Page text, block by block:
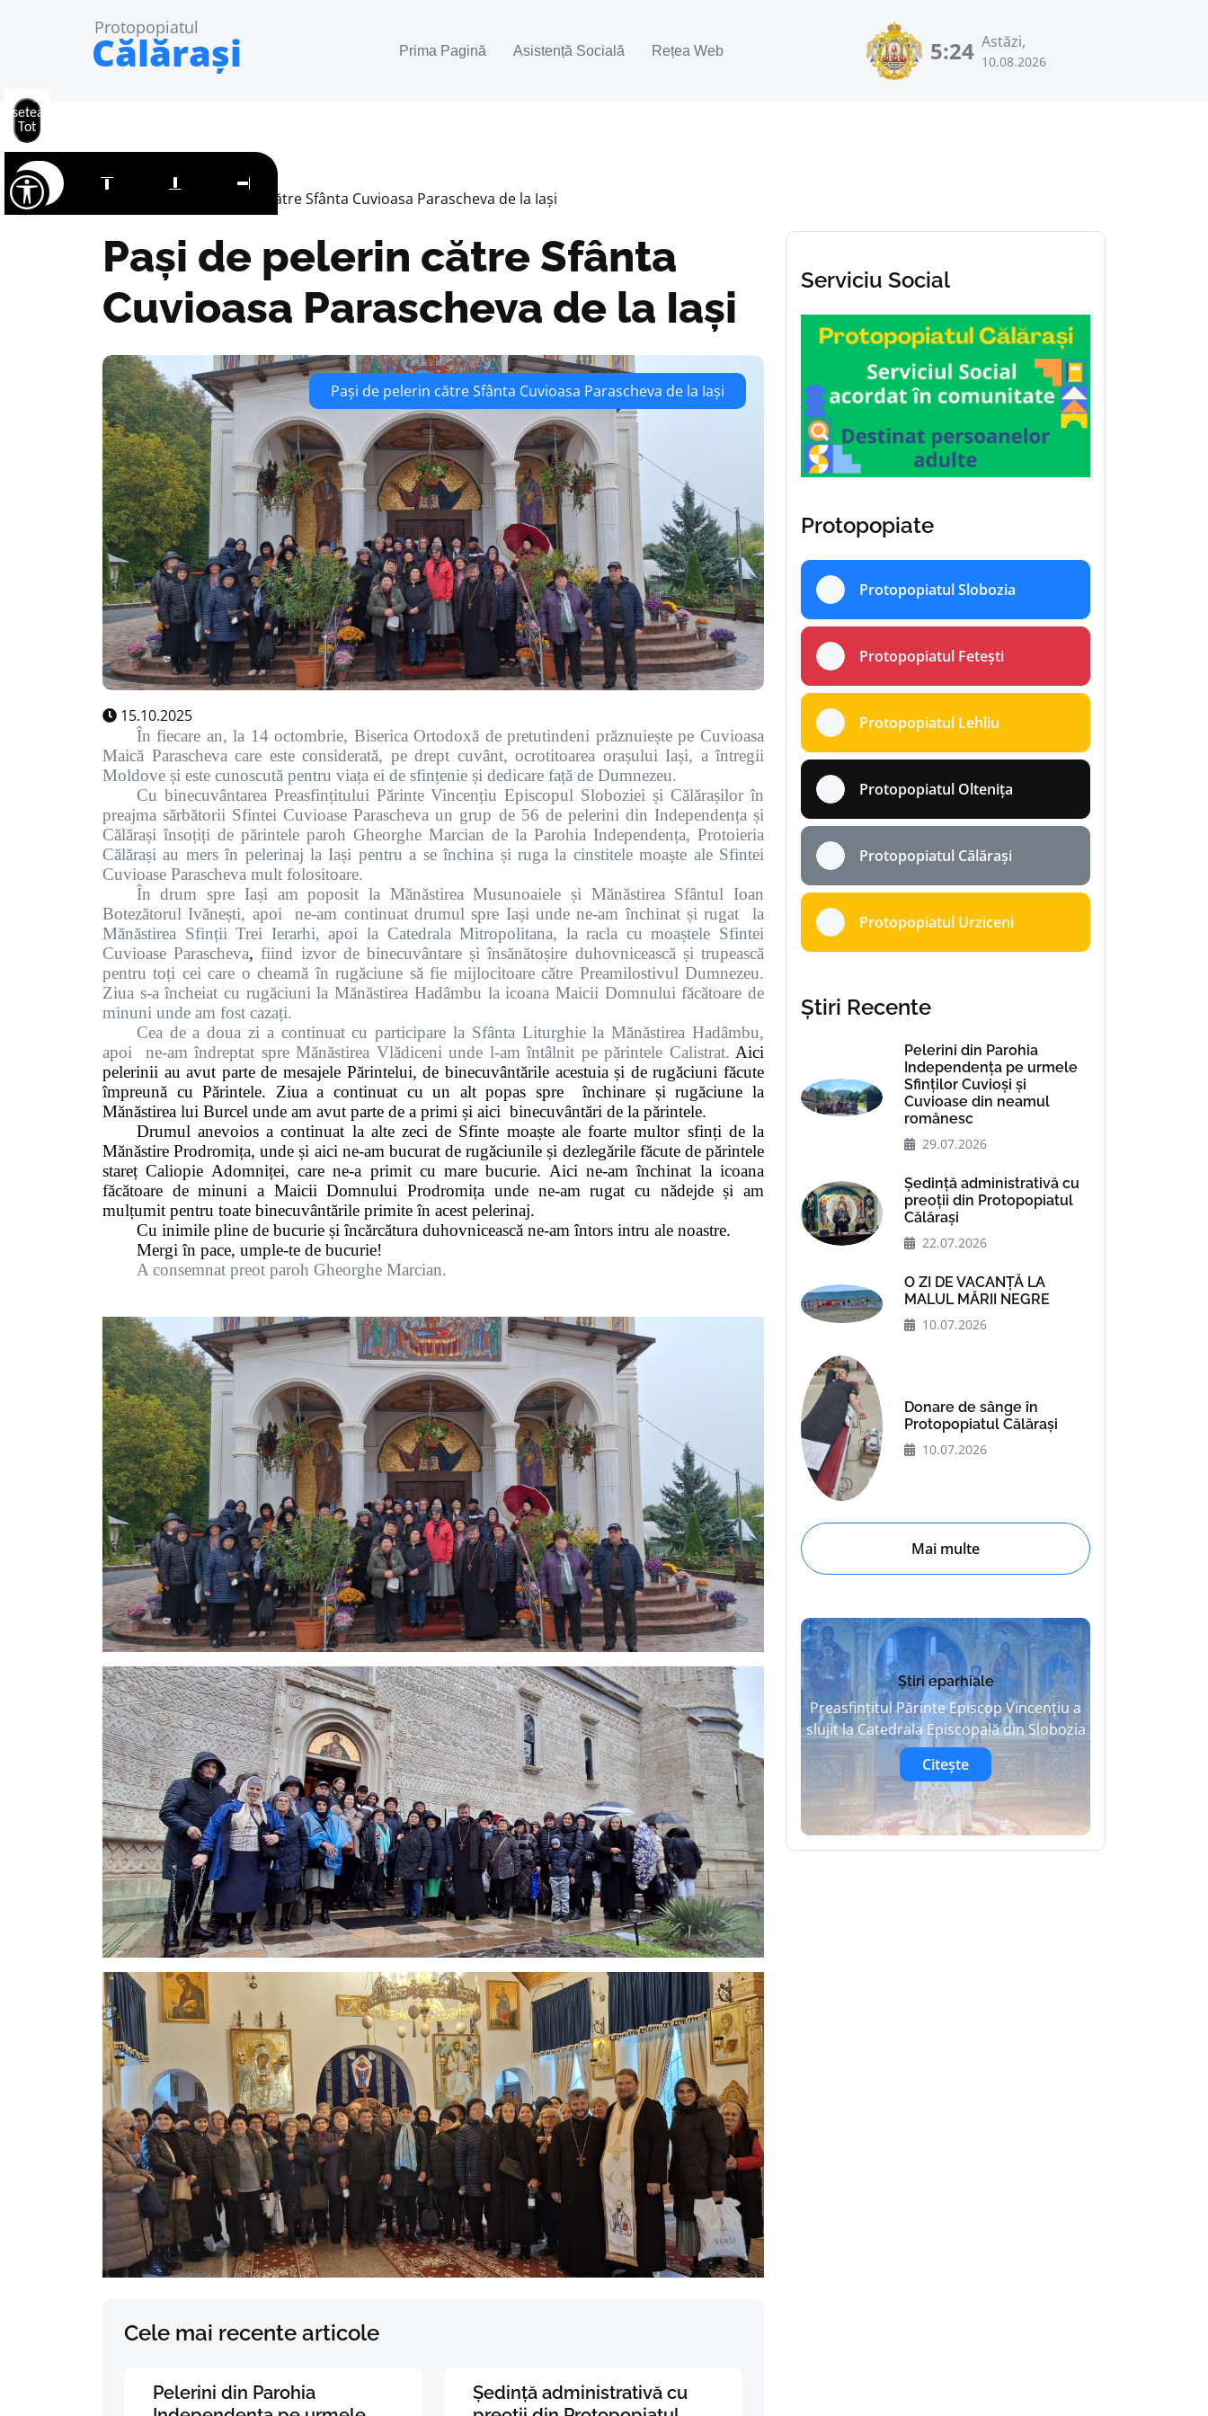
Protopopiatul
Călărași Prima Pagină Asistență Socială Rețea Web 5:24 Astăzi,
10.08.2026
Pași de pelerin către Sfânta Cuvioasa Parascheva de la Iași
Pași de pelerin către Sfânta
Cuvioasa Parascheva de la Iași
Pași de pelerin către Sfânta Cuvioasa Parascheva de la Iași
15.10.2025
În fiecare an, la 14 octombrie, Biserica Ortodoxă de pretutindeni prăznuiește pe Cuvioasa
Maică Parascheva care este considerată, pe drept cuvânt, ocrotitoarea orașului Iași, a întregii
Moldove și este cunoscută pentru viața ei de sfințenie și dedicare față de Dumnezeu.
Cu binecuvântarea Preasfințitului Părinte Vincențiu Episcopul Sloboziei și Călărașilor în
preajma sărbătorii Sfintei Cuvioase Parascheva un grup de 56 de pelerini din Independența și
Călărași însoțiți de părintele paroh Gheorghe Marcian de la Parohia Independența, Protoieria
Călărași au mers în pelerinaj la Iași pentru a se închina și ruga la cinstitele moaște ale Sfintei
Cuvioase Parascheva mult folositoare.
În drum spre Iași am poposit la Mănăstirea Musunoaiele și Mănăstirea Sfântul Ioan
Botezătorul Ivănești, apoi
ne-am continuat drumul spre Iași unde ne-am închinat și rugat
la
Mănăstirea Sfinții Trei Ierarhi, apoi la Catedrala Mitropolitana, la racla cu moaștele Sfintei
Cuvioase Parascheva,fiind izvor de binecuvântare și însănătoșire duhovnicească și trupească
pentru toți cei care o cheamă în rugăciune să fie mijlocitoare către Preamilostivul Dumnezeu.
Ziua s-a încheiat cu rugăciuni la Mănăstirea Hadâmbu la icoana Maicii Domnului făcătoare de
minuni unde am fost cazați.
Cea de a doua zi a continuat cu participare la Sfânta Liturghie la Mănăstirea Hadâmbu,
apoi
ne-am îndreptat spre Mănăstirea Vlădiceni unde l-am întâlnit pe părintele Calistrat. Aici
pelerinii au avut parte de mesajele Părintelui, de binecuvântările acestuia și de rugăciuni făcute
împreună cu Părintele. Ziua a continuat cu un alt popas spre
închinare și rugăciune la
Mănăstirea lui Burcel unde am avut parte de a primi și aici binecuvântări de la părintele.
Drumul anevoios a continuat la alte zeci de Sfinte moaște ale foarte multor sfinți de la
Mănăstire Prodromița, unde și aici ne-am bucurat de rugăciunile și dezlegările făcute de părintele
stareț Caliopie Adomniței, care ne-a primit cu mare bucurie. Aici ne-am închinat la icoana
făcătoare de minuni a Maicii Domnului Prodromița unde ne-am rugat cu nădejde și am
mulțumit pentru toate binecuvântările primite în acest pelerinaj.
Cu inimile pline de bucurie și încărcătura duhovnicească ne-am întors intru ale noastre.
Mergi în pace, umple-te de bucurie!
A consemnat preot paroh Gheorghe Marcian.
Cele mai recente articole
Pelerini din Parohia
Ședință administrativă cu
Serviciu Social
Protopopiate
Protopopiatul Slobozia
Protopopiatul Fetești
Protopopiatul Lehliu
Protopopiatul Oltenița
Protopopiatul Călărași
Protopopiatul Urziceni
Știri Recente
Pelerini din Parohia
Independența pe urmele
Sfinților Cuvioși și
Cuvioase din neamul
românesc
29.07.2026
Ședință administrativă cu
preoții din Protopopiatul
Călărași
22.07.2026
O ZI DE VACANȚĂ LA
MALUL MĂRII NEGRE
10.07.2026
Donare de sânge în
Protopopiatul Călărași
10.07.2026
Mai multe
Știri eparhiale
Preasfințitul Părinte Episcop Vincențiu a
slujit la Catedrala Episcopală din Slobozia
Citește
Tot